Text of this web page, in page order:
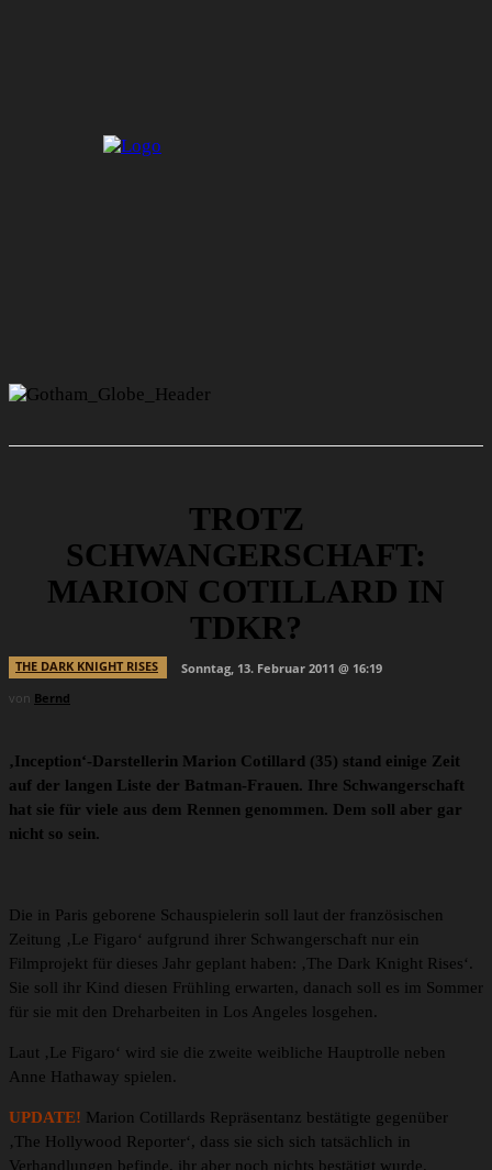
TROTZ
SCHWANGERSCHAFT:
MARION COTILLARD IN
TDKR?
THE DARK KNIGHT RISES
Sonntag, 13. Februar 2011 @ 16:19
von Bernd
‚Inception‘-Darstellerin Marion Cotillard (35) stand einige Zeit
auf der langen Liste der Batman-Frauen. Ihre Schwangerschaft
hat sie für viele aus dem Rennen genommen. Dem soll aber gar
nicht so sein.
Die in Paris geborene Schauspielerin soll laut der französischen
Zeitung ‚Le Figaro‘ aufgrund ihrer Schwangerschaft nur ein
Filmprojekt für dieses Jahr geplant haben: ‚The Dark Knight Rises‘.
Sie soll ihr Kind diesen Frühling erwarten, danach soll es im Sommer
für sie mit den Dreharbeiten in Los Angeles losgehen.
Laut ‚Le Figaro‘ wird sie die zweite weibliche Hauptrolle neben
Anne Hathaway spielen.
UPDATE! Marion Cotillards Repräsentanz bestätigte gegenüber
‚The Hollywood Reporter‘, dass sie sich sich tatsächlich in
Verhandlungen befinde, ihr aber noch nichts bestätigt wurde.